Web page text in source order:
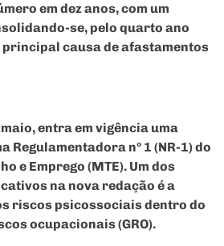
em dez anos, com um
se, pelo quarto ano
causa de afastamentos
entra em vigência uma
Regulamentadora nº 1 (NR-1) do
e Emprego (MTE). Um dos
na nova redação é a
riscos psicossociais dentro do
ocupacionais (GRO).